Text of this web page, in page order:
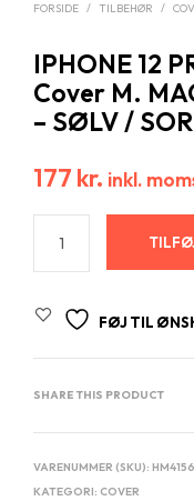
FORSIDE / TILBEHØR /
IPHONE 12
Cover M.
– SØLV /
177 kr. inkl.
FØJ TIL
SHARE THIS PRODUCT
VARENUMMER (SKU):
KATEGORI: COVER